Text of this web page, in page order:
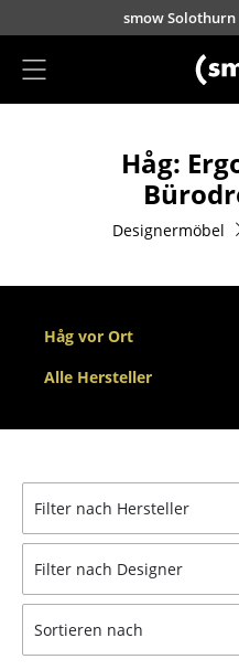
Direkt zum Inhaltsmow Solothurn
Loungesessel
Freischwinger
Barhocker
Bänke & Liegen
Sitzsäcke
Gartenstühle
Håg:
Designermöbel
Håg vor Ort
Alle Hersteller
Filter nach Hersteller
Filter nach Designer
Sortieren nach